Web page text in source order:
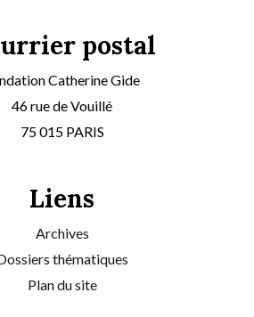
postal
Catherine Gide
46 rue de Vouillé
75 015 PARIS
Liens
Archives
thématiques
Plan du site